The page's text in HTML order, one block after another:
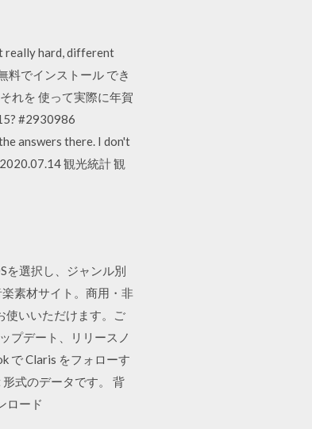
really hard, different
料でインストール でき
れを 使って実際に年賀
#2930986
answers there. I don't
観光統計 観
を選択し、ジャンル別
素材サイト。商用・非
使いいただけます。ご
プデート、リリースノ
で Claris をフォローす
式のデータです。 背
ロード